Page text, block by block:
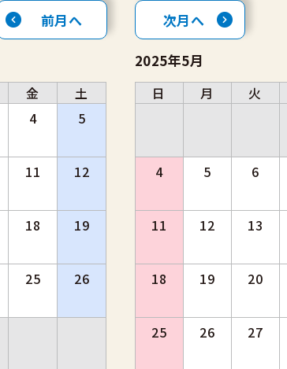
前月へ 次月へ
金
土
4 5
11 12
18 19
25 26
2025年5月
日 月 火
4 5 6
11 12 13
18 19 20
25 26 27